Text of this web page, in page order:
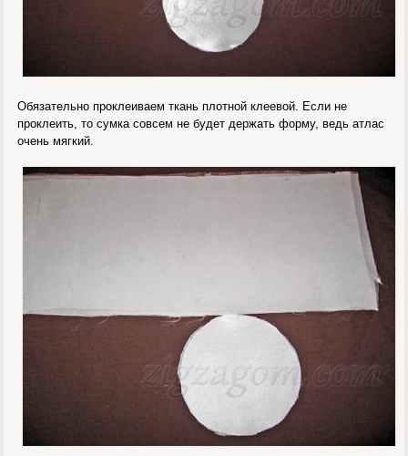
Обязательно проклеиваем ткань плотной клеевой. Если не
проклеить, то сумка совсем не будет держать форму, ведь атлас
очень мягкий.